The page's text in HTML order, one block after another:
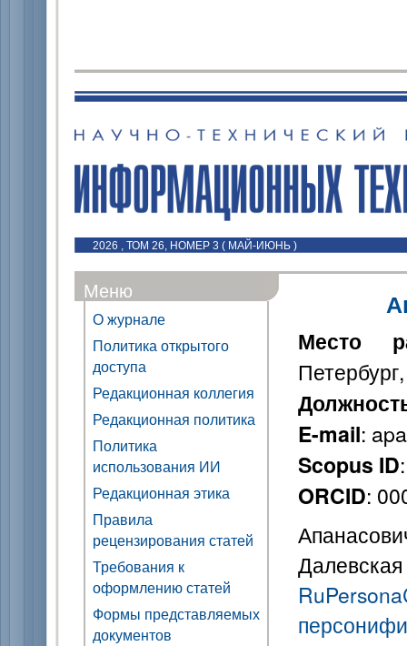
2026 , ТОМ 26, НОМЕР 3 ( МАЙ-ИЮНЬ )
Меню
О журнале
Политика открытого
доступа
Редакционная коллегия
Редакционная политика
Политика
использования ИИ
Редакционная этика
Правила
рецензирования статей
Требования к
оформлению статей
Формы представляемых
документов
Место
E-mail:
Scopus ID
ORCID: